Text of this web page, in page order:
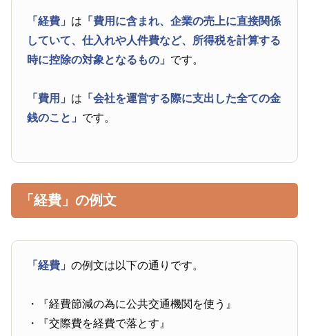
「経費」 は 「費用に含まれ、企業の売上に直接関係
していて、仕入れや人件費など、所得税を計算する
時に控除の対象となるもの」 です。
「費用」 は 「会社を運営する際に支出した全ての金
銭のこと」 です。
「経費」の例文
「経費」の例文は以下の通りです。
・『経費節減の為に公共交通機関を使う』
・『交際費を経費で落とす』